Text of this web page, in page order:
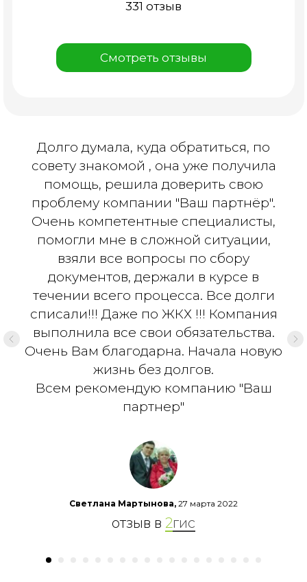
331 отзыв
Смотреть отзывы
Долго думала, куда обратиться, по
совету знакомой , она уже получила
помощь, решила доверить свою
проблему компании "Ваш партнёр".
Очень компетентные специалисты,
помогли мне в сложной ситуации,
взяли все вопросы по сбору
документов, держали в курсе в
течении всего процесса. Все долги
списали!!! Даже по ЖКХ !!! Компания
выполнила все свои обязательства.
Очень Вам благодарна. Начала новую
жизнь без долгов.
Всем рекомендую компанию "Ваш
партнер"
Светлана Мартынова, 27 марта 2022
отзыв в 2гис